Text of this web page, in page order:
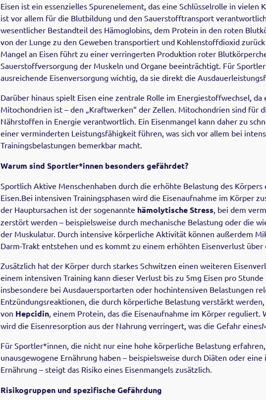
Eisen ist ein essenzielles Spurenelement, das eine Schlüsselrolle in vielen
ist vor allem für die Blutbildung und den Sauerstofftransport
wesentlicher Bestandteil des Hämoglobins, dem Protein in den roten
von der Lunge zu den Geweben transportiert und Kohlenstoffdioxid
Mangel an Eisen führt zu einer verringerten Produktion roter
Sauerstoffversorgung der Muskeln und Organe beeinträchtigt. Für
ausreichende Eisenversorgung wichtig, da sie direkt die
Darüber hinaus spielt Eisen eine zentrale Rolle im Energiestoffwechsel, da
Mitochondrien ist – den „Kraftwerken“ der Zellen. Mitochondrien sind für
Nährstoffen in Energie verantwortlich. Ein Eisenmangel kann daher zu
einer verminderten Leistungsfähigkeit führen, was sich vor allem bei
Trainingsbelastungen bemerkbar macht.
Warum sind Sportler*innen besonders gefährdet?
Sportlich Aktive Menschenhaben durch die erhöhte Belastung des
Eisen.Bei intensiven Trainingsphasen wird die Eisenaufnahme im Körper
der Hauptursachen ist der sogenannte hämolytische Stress , bei dem
zerstört werden – beispielsweise durch mechanische Belastung oder die
der Muskulatur. Durch intensive körperliche Aktivität können außerdem
Darm-Trakt entstehen und es kommt zu einem erhöhten Eisenverlust über
Zusätzlich hat der Körper durch starkes Schwitzen einen weiteren
einem intensiven Training kann dieser Verlust bis zu 5mg Eisen pro
insbesondere bei Ausdauersportarten oder hochintensiven Belastungen
Entzündungsreaktionen, die durch körperliche Belastung verstärkt
von Hepcidin , einem Protein, das die Eisenaufnahme im Körper reguliert.
wird die Eisenresorption aus der Nahrung verringert, was die Gefahr
Für Sportler*innen, die nicht nur eine hohe körperliche Belastung
unausgewogene Ernährung haben – beispielsweise durch Diäten oder eine
Ernährung – steigt das Risiko eines Eisenmangels zusätzlich.
Risikogruppen und spezifische Gefährdung